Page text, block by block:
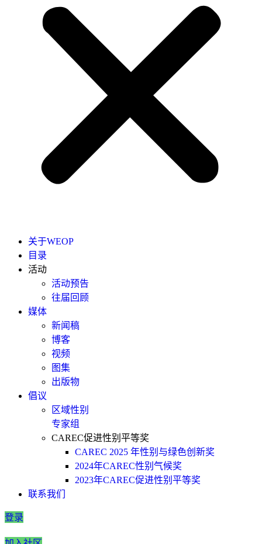
关于WEOP
目录
活动
活动预告
往届回顾
媒体
新闻稿
博客
视频
图集
出版物
倡议
区域性别
专家组
CAREC促进性别平等奖
CAREC 2025 年性别与绿色创新奖
2024年CAREC性别气候奖
2023年CAREC促进性别平等奖
联系我们
登录